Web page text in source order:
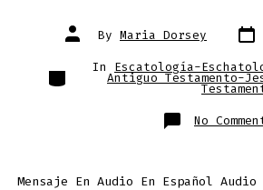
Post
author
By Maria Dorsey Post
date
Categories
In Escatología-
Antiguo Testamento-
No
Mensaje En Audio En Español Audio